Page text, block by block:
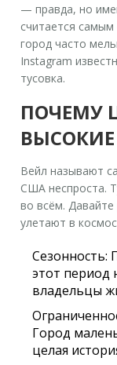
— правда, но
считается
город часто
Instagram
тусовка.
ПОЧЕМУ
ВЫСОКИЕ
Вейл называют
США неспроста.
во всём. Давайте
улетают в
Сезонность:
этот период
владельцы
Город
целая